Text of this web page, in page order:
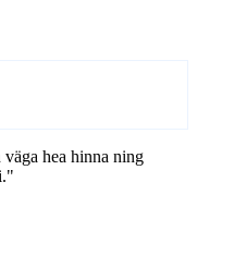
hea hinna ning